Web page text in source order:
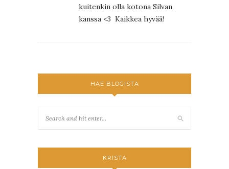
kuitenkin olla kotona Silvan
kanssa <3 Kaikkea hyvää!
HAE BLOGISTA
KRISTA